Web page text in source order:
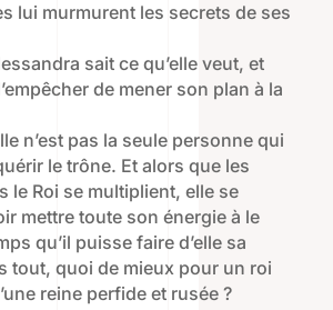
lui murmurent les secrets de ses
sait ce qu’elle veut, et
de mener son plan à la
n’est pas la seule personne qui
le trône. Et alors que les
le Roi se multiplient, elle se
mettre toute son énergie à le
qu’il puisse faire d’elle sa
tout, quoi de mieux pour un roi
reine perfide et rusée ?